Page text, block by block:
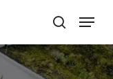
zoek
Menu
Menu